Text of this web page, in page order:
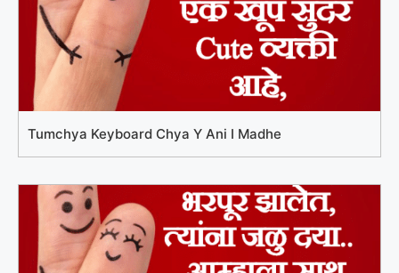
Tumchya Keyboard Chya Y Ani I Madhe